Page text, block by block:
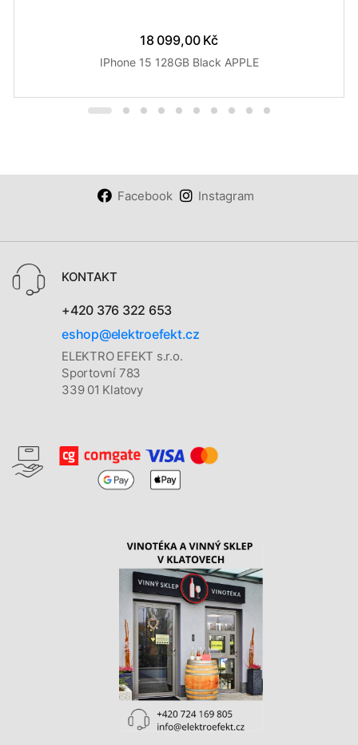
18 099,00 Kč
IPhone 15 128GB Black APPLE
Facebook Instagram
KONTAKT
+420 376 322 653
eshop@elektroefekt.cz
ELEKTRO EFEKT s.r.o.
Sportovní 783
339 01 Klatovy